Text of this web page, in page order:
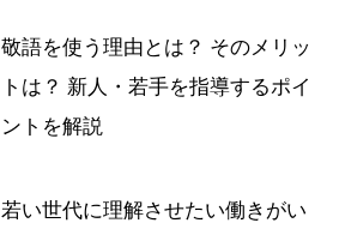
敬語を使う理由とは？ そのメリッ
トは？ 新人・若手を指導するポイ
ントを解説
若い世代に理解させたい働きがい